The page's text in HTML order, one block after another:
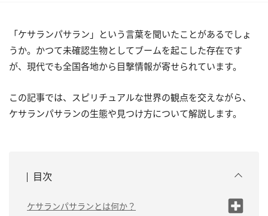
「ケサランパサラン」という言葉を聞いたことがあるでしょ
うか。かつて未確認生物としてブームを起こした存在です
が、現代でも全国各地から目撃情報が寄せられています。
この記事では、スピリチュアルな世界の観点を交えながら、
ケサランパサランの生態や見つけ方について解説します。
目次
ケサランパサランとは何か？